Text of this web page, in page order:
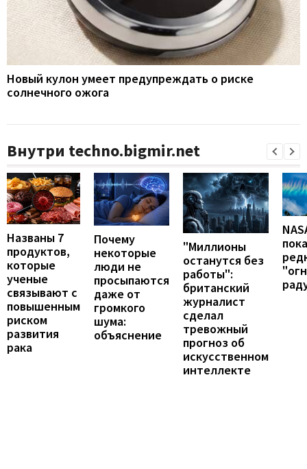
Новый кулон умеет предупреждать о риске
солнечного ожога
Внутри techno.bigmir.net
Названы 7
продуктов,
которые
ученые
связывают с
повышенным
риском
развития
рака
Почему
некоторые
люди не
просыпаются
даже от
громкого
шума:
объяснение
"Миллионы
останутся без
работы":
британский
журналист
сделал
тревожный
прогноз об
искусственном
интеллекте